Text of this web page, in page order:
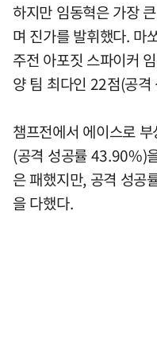
하지만 임동혁은 가장
며 진가를 발휘했다. 마
주전 아포짓 스파이커
양 팀 최다인 22점(공
챔프전에서 에이스로
(공격 성공률 43.90%)
은 패했지만, 공격 성
을 다했다.